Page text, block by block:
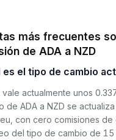
más frecuentes
de ADA a NZD
vale actualmente unos
de ADA a NZD se
con cero comisiones de
del tipo de cambio de